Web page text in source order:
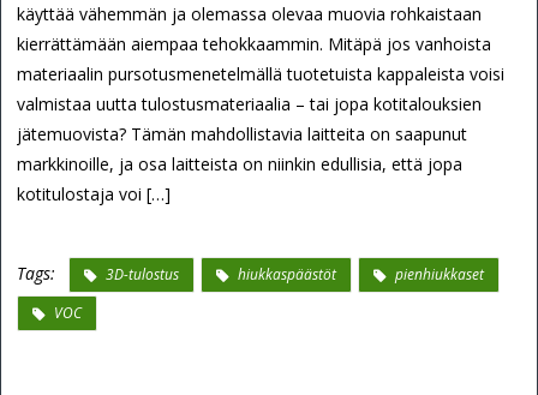
käyttää vähemmän ja olemassa olevaa muovia rohkaistaan
kierrättämään aiempaa tehokkaammin. Mitäpä jos vanhoista
materiaalin pursotusmenetelmällä tuotetuista kappaleista voisi
valmistaa uutta tulostusmateriaalia – tai jopa kotitalouksien
jätemuovista? Tämän mahdollistavia laitteita on saapunut
markkinoille, ja osa laitteista on niinkin edullisia, että jopa
kotitulostaja voi […]
Tags: 3D-tulostus hiukkaspäästöt
pienhiukkaset
VOC